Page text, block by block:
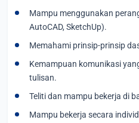
Mampu menggunakan
AutoCAD, SketchUp).
Memahami prinsip-prinsip
Kemampuan komunikasi
tulisan.
Teliti dan mampu bekerja di
Mampu bekerja secara